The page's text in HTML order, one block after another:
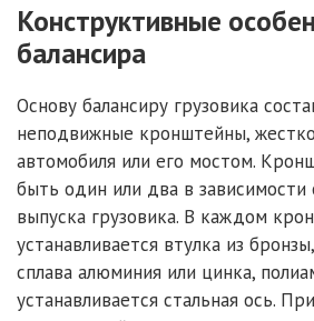
Конструктивные
балансира
Основу балансиру грузовика
неподвижные кронштейны,
автомобиля или его мостом.
быть один или два в
выпуска грузовика. В каждом
устанавливается втулка из
сплава алюминия или цинка,
устанавливается стальная ось.